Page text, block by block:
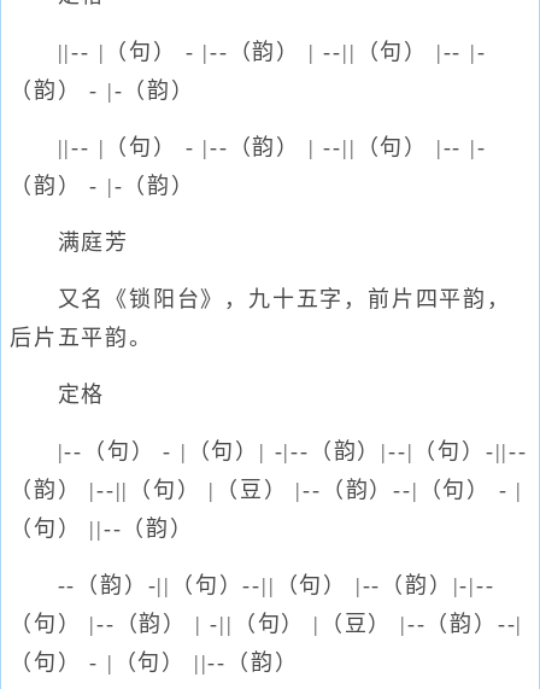
||-- |（句） - |--（韵） | --||（句） |-- |-
（韵） - |-（韵）
||-- |（句） - |--（韵） | --||（句） |-- |-
（韵） - |-（韵）
满庭芳
又名《锁阳台》，九十五字，前片四平韵，
后片五平韵。
定格
|--（句） - |（句）| -|--（韵）|--|（句）-||--
（韵） |--||（句） |（豆） |--（韵）--|（句） - |
（句） ||--（韵）
--（韵）-||（句）--||（句） |--（韵）|-|--
（句） |--（韵） | -||（句） |（豆） |--（韵）--|
（句） - |（句） ||--（韵）